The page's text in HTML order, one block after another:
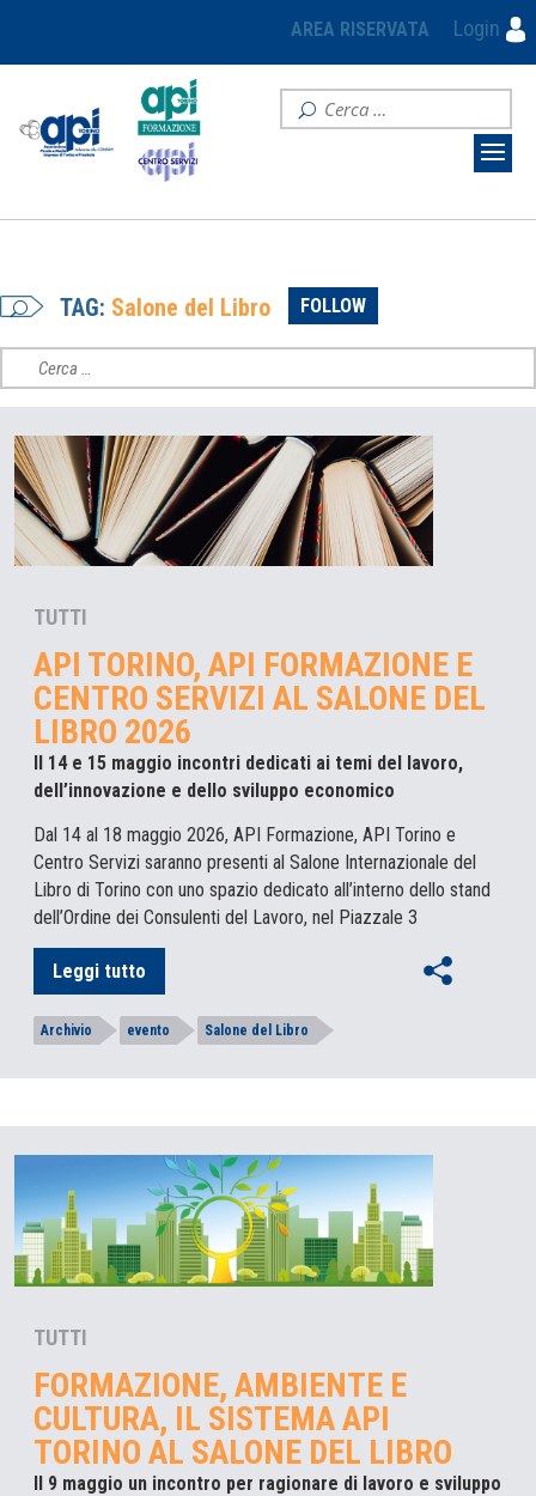
AREA RISERVATA Login
TAG: Salone del Libro FOLLOW
TUTTI
API TORINO, API FORMAZIONE E
CENTRO SERVIZI AL SALONE DEL
LIBRO 2026
Il 14 e 15 maggio incontri dedicati ai temi del lavoro,
dell’innovazione e dello sviluppo economico
Dal 14 al 18 maggio 2026, API Formazione, API Torino e
Centro Servizi saranno presenti al Salone Internazionale del
Libro di Torino con uno spazio dedicato all’interno dello stand
dell’Ordine dei Consulenti del Lavoro, nel Piazzale 3
Leggi tutto
Archivio evento Salone del Libro
TUTTI
FORMAZIONE, AMBIENTE E
CULTURA, IL SISTEMA API
TORINO AL SALONE DEL LIBRO
Il 9 maggio un incontro per ragionare di lavoro e sviluppo